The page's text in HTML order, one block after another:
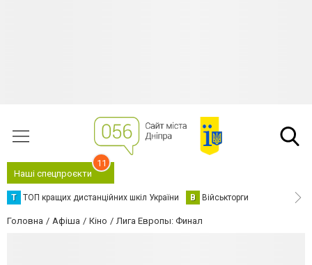
Наші спецпроєкти
11
Т ТОП кращих дистанційних шкіл України В Військторги
Головна Афіша Кіно Лига Европы: Финал